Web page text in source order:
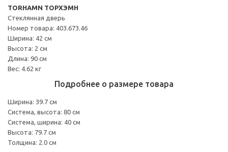
TORHAMN ТОРХЭМН
Стеклянная дверь
Номер товара: 403.673.46
Ширина: 42 см
Высота: 2 см
Длина: 90 см
Вес: 4.62 кг
Подробнее о размере товара
Ширина: 39.7 см
Система, высота: 80 см
Система, ширина: 40 см
Высота: 79.7 см
Толщина: 2.0 см